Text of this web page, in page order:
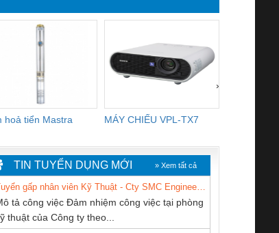
hoả tiển Mastra MÁY CHIẾU VPL-TX7
›
TIN TUYỂN DỤNG MỚI » Xem tất cả
tả công việc Đảm nhiệm công việc tại phòng
thuật của Công ty theo...